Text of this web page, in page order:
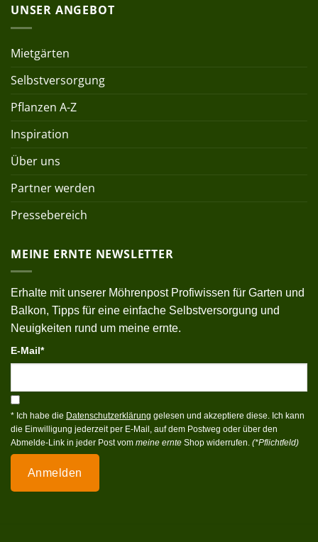
UNSER ANGEBOT
Mietgärten
Selbstversorgung
Pflanzen A-Z
Inspiration
Über uns
Partner werden
Pressebereich
MEINE ERNTE NEWSLETTER
Erhalte mit unserer Möhrenpost Profiwissen für Garten und
Balkon, Tipps für eine einfache Selbstversorgung und
Neuigkeiten rund um meine ernte.
E-Mail*
* Ich habe die Datenschutzerklärung gelesen und akzeptiere diese. Ich kann
die Einwilligung jederzeit per E-Mail, auf dem Postweg oder über den
Abmelde-Link in jeder Post vom meine ernte Shop widerrufen. (*Pflichtfeld)
Anmelden